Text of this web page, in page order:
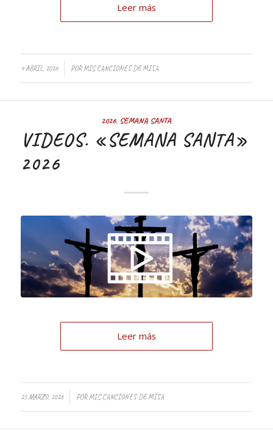
Leer más
4 ABRIL, 2026 PORMIS CANCIONES DE MISA
2026, SEMANA SANTA
VIDEOS. «SEMANA SANTA»
2026
Leer más
25 MARZO, 2026 PORMIS CANCIONES DE MISA